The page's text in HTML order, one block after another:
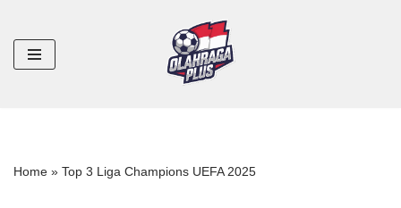
Lompat
ke
Home » Top 3 Liga Champions UEFA 2025